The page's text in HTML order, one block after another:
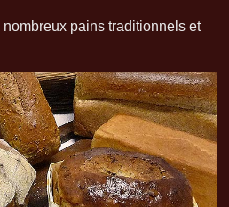
pains traditionnels et